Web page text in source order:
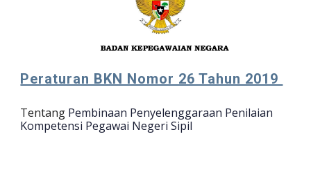
Peraturan BKN Nomor 26 Tahun 2019
Tentang Pembinaan Penyelenggaraan Penilaian
Kompetensi Pegawai Negeri Sipil